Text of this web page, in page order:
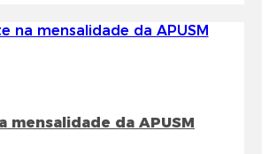
mensalidade da APUSM